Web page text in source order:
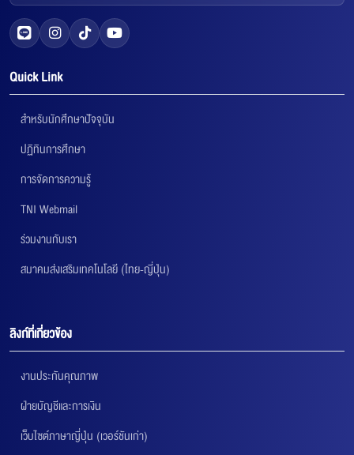
Quick Link
สำหรับนักศึกษาปัจจุบัน
ปฏิทินการศึกษา
การจัดการความรู้
TNI Webmail
ร่วมงานกับเรา
สมาคมส่งเสริมเทคโนโลยี (ไทย-ญี่ปุ่น)
ลิงก์ที่เกี่ยวข้อง
งานประกันคุณภาพ
ฝ่ายบัญชีและการเงิน
เว็บไซต์ภาษาญี่ปุ่น (เวอร์ชันเก่า)